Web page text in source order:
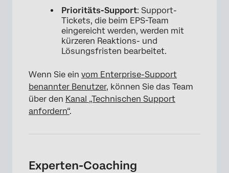
Prioritäts-Support: Support-
Tickets, die beim EPS-Team
eingereicht werden, werden mit
kürzeren Reaktions- und
Lösungsfristen bearbeitet.
Wenn Sie ein vom Enterprise-Support
benannter Benutzer, können Sie das Team
über den Kanal „Technischen Support
anfordern“.
Experten-Coaching